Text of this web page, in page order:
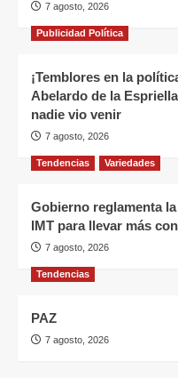
7 agosto, 2026
Publicidad Política
¡Temblores en la
Abelardo de la
nadie vio venir
7 agosto, 2026
Tendencias Variedades
Gobierno reglamenta
IMT para llevar más
7 agosto, 2026
Tendencias
PAZ
7 agosto, 2026